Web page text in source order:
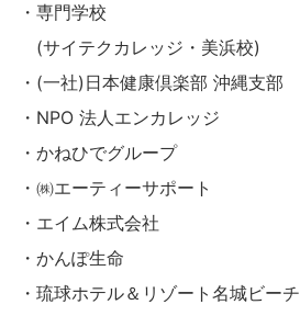
・専門学校
(サイテクカレッジ・美浜校)
・(一社)日本健康倶楽部 沖縄支部
・NPO 法人エンカレッジ
・かねひでグループ
・㈱エーティーサポート
・エイム株式会社
・かんぽ生命
・琉球ホテル＆リゾート名城ビーチ